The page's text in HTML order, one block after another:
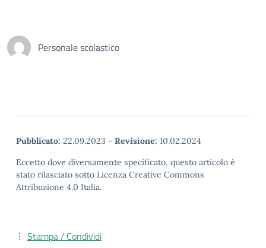
Personale scolastico
Pubblicato: 22.09.2023 - Revisione: 10.02.2024
Eccetto dove diversamente specificato, questo articolo è
stato rilasciato sotto Licenza Creative Commons
Attribuzione 4.0 Italia.
Stampa / Condividi